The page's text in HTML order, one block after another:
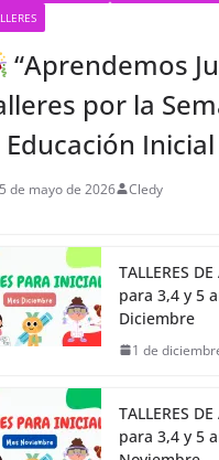
“Aprendemos
por la
Educación Inicial
de mayo de 2026 Cledy
TALLERES
para 3,4 y 5
Diciembre
1 de
TALLERES
para 3,4 y 5